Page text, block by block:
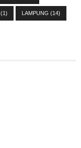
(1) LAMPUNG (14)